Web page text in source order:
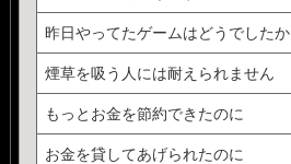
昨日やってたゲームはどうでしたか
煙草を吸う人には耐えられません
もっとお金を節約できたのに
お金を貸してあげられたのに